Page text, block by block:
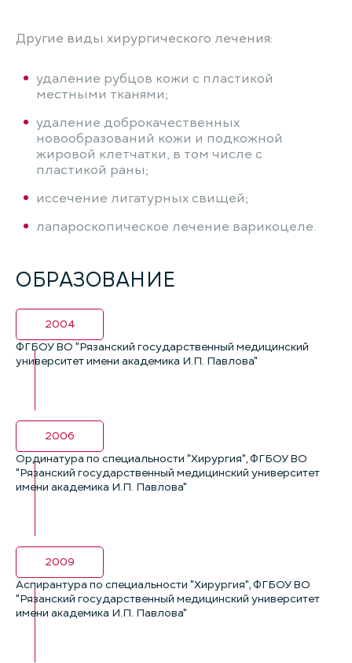
Другие виды хирургического лечения:
удаление рубцов кожи с пластикой
местными тканями;
удаление доброкачественных
новообразований кожи и подкожной
жировой клетчатки, в том числе с
пластикой раны;
иссечение лигатурных свищей;
лапароскопическое лечение варикоцеле.
ОБРАЗОВАНИЕ
2004
ФГБОУ ВО "Рязанский государственный медицинский
университет имени академика И.П. Павлова"
2006
Ординатура по специальности "Хирургия", ФГБОУ ВО
"Рязанский государственный медицинский университет
имени академика И.П. Павлова"
2009
Аспирантура по специальности "Хирургия", ФГБОУ ВО
"Рязанский государственный медицинский университет
имени академика И.П. Павлова"